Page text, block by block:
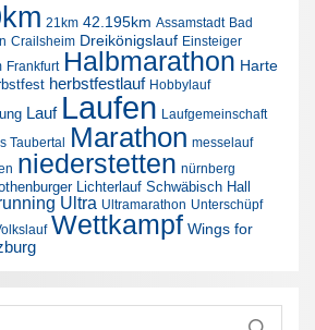
21km 42.195km Assamstadt Bad
Crailsheim Dreikönigslauf Einsteiger
Frankfurt Halbmarathon Harte
herbstfestlauf Hobbylauf
Lauf Laufen Laufgemeinschaft
Taubertal Marathon messelauf
niederstetten nürnberg
Lichterlauf Schwäbisch Hall
Ultra Ultramarathon Unterschüpf
Wettkampf Wings for